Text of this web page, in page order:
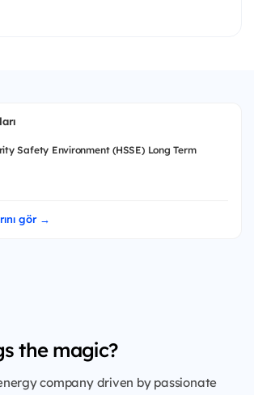
Safety Environment (HSSE) Long Term
gör →
the magic?
company driven by passionate